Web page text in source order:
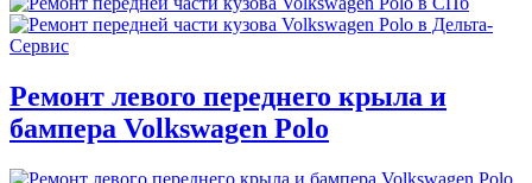
Ремонт левого переднего крыла и
бампера Volkswagen Polo